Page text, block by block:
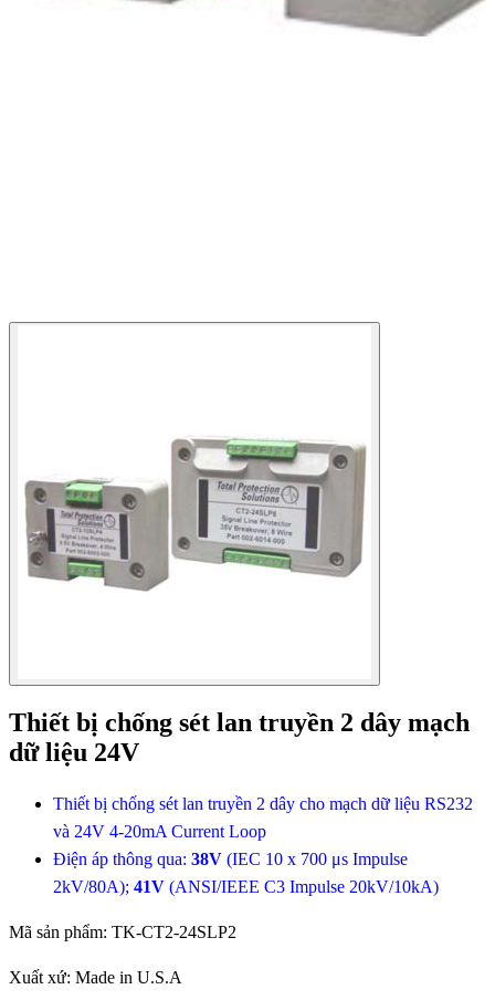
Thiết bị chống sét lan truyền 2 dây mạch
dữ liệu 24V
Thiết bị chống sét lan truyền 2 dây cho mạch dữ liệu RS232
và 24V 4-20mA Current Loop
Điện áp thông qua: 38V (IEC 10 x 700 μs Impulse
2kV/80A); 41V (ANSI/IEEE C3 Impulse 20kV/10kA)
Mã sản phẩm: TK-CT2-24SLP2
Xuất xứ: Made in U.S.A